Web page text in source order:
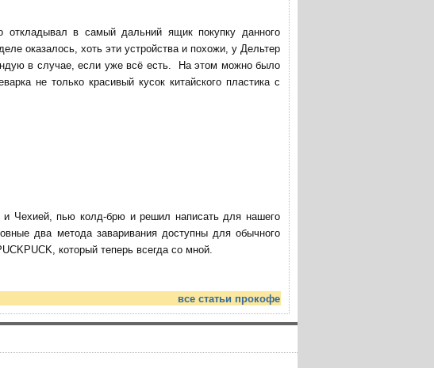
в самый дальний ящик покупку данного
оказалось, хоть эти устройства и похожи, у Дельтер
в случае, если уже всё есть. На этом можно было
не только красивый кусок китайского пластика с
и Чехией, пью колд-брю и решил написать для нашего
два метода заваривания доступны для обычного
который теперь всегда со мной.
все статьи прокофе